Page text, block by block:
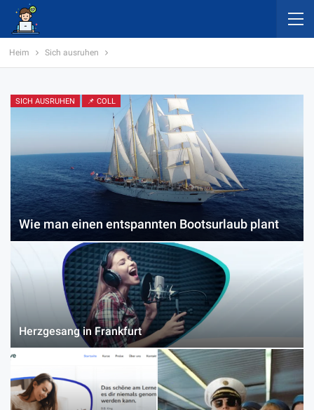
Heim Sich ausruhen
SICH AUSRUHEN 📌 COLL
Wie man einen entspannten Bootsurlaub plant
Herzgesang in Frankfurt